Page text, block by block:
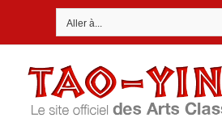
Aller à...